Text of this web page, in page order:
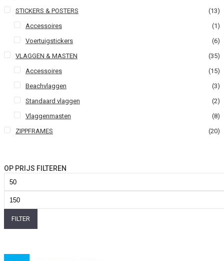
STICKERS & POSTERS
(13)
Accessoires
(1)
Voertuigstickers
(6)
VLAGGEN & MASTEN
(35)
Accessoires
(15)
Beachvlaggen
(3)
Standaard vlaggen
(2)
Vlaggenmasten
(8)
ZIPPFRAMES
(20)
OP PRIJS FILTEREN
Min.
prijs
Max.
prijs
FILTER